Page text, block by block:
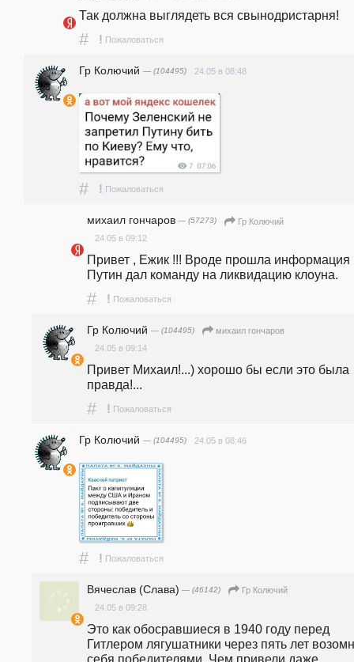
Так должна выглядеть вся свынодристарня!
# ! Пожаловаться
Гр Колючий — (104495) 24.05 в 08:48
# ! Пожаловаться
михаил гончаров — (57273)
Гр Колючий
24.05 в 09:12
Привет , Ежик !!! Вроде прошла информация
Путин дал команду на ликвидацию клоуна.
# ! Пожаловаться
Гр Колючий — (104495)
михаил гончаров
24.05 в 09:14
Привет Михаил!...) хорошо бы если это была
правда!...
# ! Пожаловаться
Гр Колючий — (104495) 24.05 в 08:46
# ! Пожаловаться
Вячеслав (Слава) — (46142)
Гр Колючий
24.05 в 09:28
Это как обосравшиеся в 1940 году перед
Гитлером лягушатники через пять лет
себя победителями. Чем привели даже